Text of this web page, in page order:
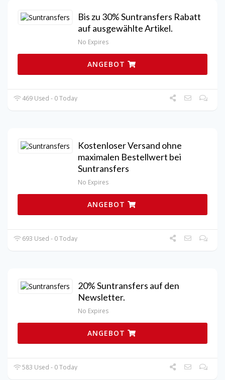
Bis zu 30% Suntransfers Rabatt
auf ausgewählte Artikel.
No Expires
ANGEBOT
469 Used - 0 Today
Kostenloser Versand ohne
maximalen Bestellwert bei
Suntransfers
No Expires
ANGEBOT
693 Used - 0 Today
20% Suntransfers auf den
Newsletter.
No Expires
ANGEBOT
583 Used - 0 Today